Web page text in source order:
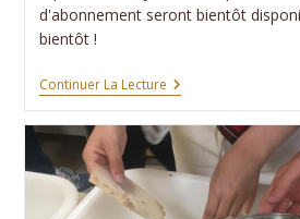
d'abonnement seront bientôt
bientôt !
Continuer La LectureReprise
Des
Le
1er
Septembre